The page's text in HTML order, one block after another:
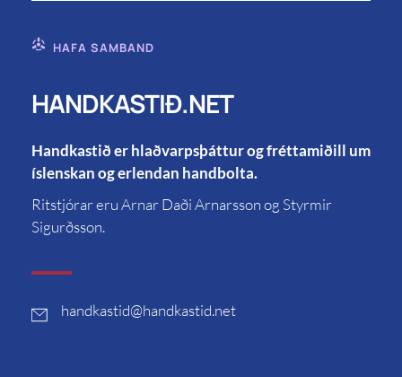
HAFA SAMBAND
HANDKASTIÐ.NET
Handkastið er hlaðvarpsþáttur og fréttamiðill um
íslenskan og erlendan handbolta.
Ritstjórar eru Arnar Daði Arnarsson og Styrmir
Sigurðsson.
handkastid@handkastid.net